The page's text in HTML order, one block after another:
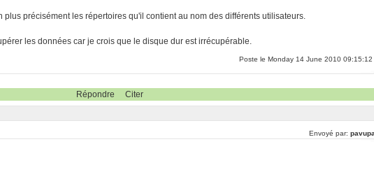
plus précisément les répertoires qu'il contient au nom des différents utilisateurs.
les données car je crois que le disque dur est irrécupérable.
Poste le Monday 14 June 2010 09:15:12
Répondre Citer
Envoyé par: